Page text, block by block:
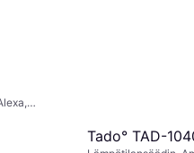
Tado° TAD-